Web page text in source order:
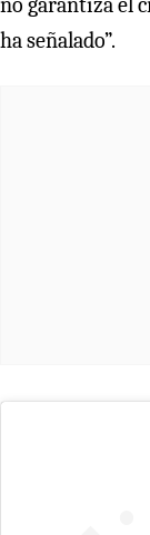
ha señalado”.